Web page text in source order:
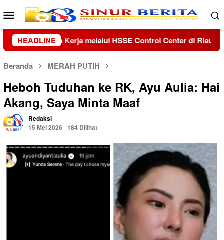
Loncat
ke
konten
Menu
Mobile
HEADLINE
Center di Riau dan Kepri Kolaborasi Lanud
Beranda MERAH PUTIH
Heboh Tuduhan ke RK, Ayu Aulia: Hai
Akang, Saya Minta Maaf
Redaksi
15 Mei 2026
184 Dilihat